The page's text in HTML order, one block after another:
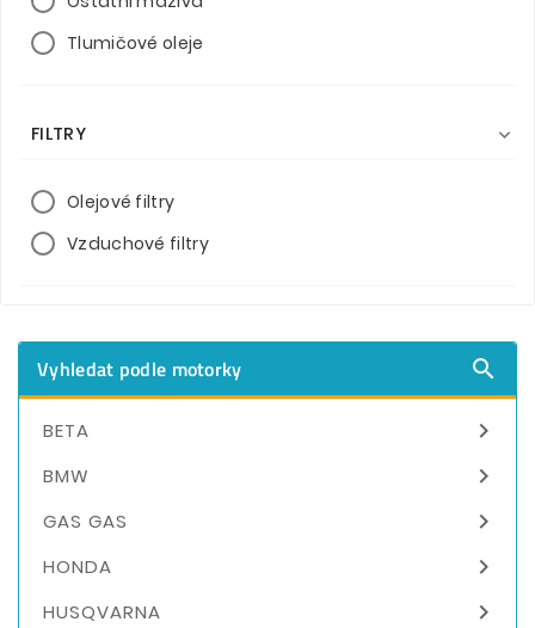
Tlumičové oleje
FILTRY 
Olejové filtry
Vzduchové filtry
Vyhledat podle motorky 
BETA 
BMW 
GAS GAS 
HONDA 
HUSQVARNA 